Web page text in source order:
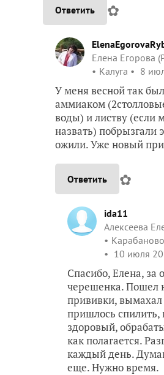
Ответить ✿
Елена Егорова
Калуга
8
У меня весной так
аммиаком
воды) и листву (если
назвать) побрызгали
ожили. Уже новый
Ответить ✿
ida11
Алексеева
Карабаново
10 июля
Спасибо, Елена, за
черешенка. Пошел
прививки, вымахал
пришлось спилить,
здоровый,
как полагается.
каждый день.
еще. Нужно время.